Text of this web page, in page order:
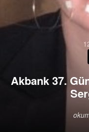
Akbank 37.